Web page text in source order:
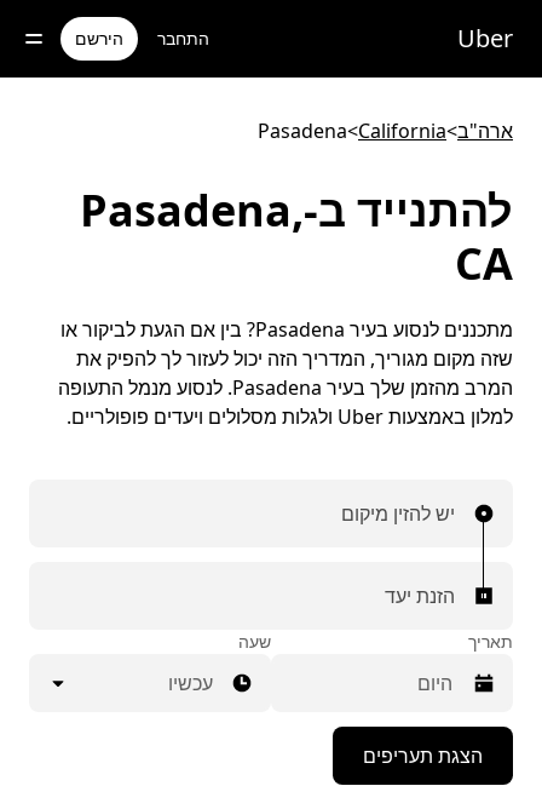
לתוכן
הראשיUber התחבר הירשם
ארה"ב>
California
>
Pasadena
להתנייד ב-Pasadena,
CA
מתכננים לנסוע בעיר Pasadena? בין אם הגעת לביקור או
שזה מקום מגוריך, המדריך הזה יכול לעזור לך להפיק את
המרב מהזמן שלך בעיר Pasadena. לנסוע מנמל התעופה
למלון באמצעות Uber ולגלות מסלולים ויעדים פופולריים.
יש להזין מיקום
הזנת יעד
תאריך
יש
ללחוץ
על
שעה
עכשיו
הצגת תעריפים